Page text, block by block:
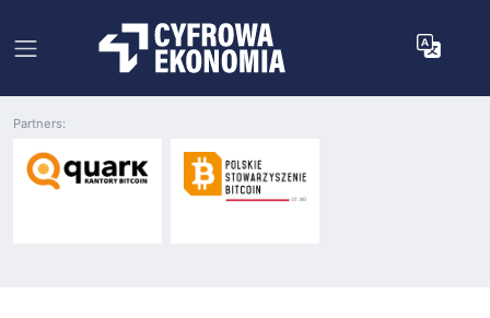
Partners: